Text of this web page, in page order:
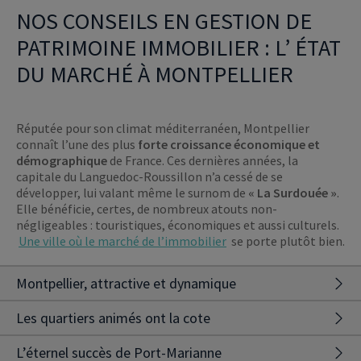
NOS CONSEILS EN GESTION DE
PATRIMOINE IMMOBILIER : L’ ÉTAT
DU MARCHÉ À MONTPELLIER
Réputée pour son climat méditerranéen, Montpellier
connaît l’une des plus forte croissance économique et
démographique de France. Ces dernières années, la
capitale du Languedoc-Roussillon n’a cessé de se
développer, lui valant même le surnom de « La Surdouée ».
Elle bénéficie, certes, de nombreux atouts non-
négligeables : touristiques, économiques et aussi culturels.
Une ville où le marché de l’immobilier se porte plutôt bien.
Montpellier, attractive et dynamique
Métropole labellisée French Tech, Montpellier continue son
ascension au classement des villes prisées par les jeunes. En effet,
élu domicile. De plus, Montpellier est réputée pour ses universités
Les quartiers animés ont la cote
Ville jeune, Montpellier concentre ses quartiers animés dans
L’éternel succès de Port-Marianne